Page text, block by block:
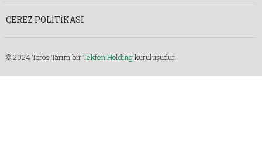
ÇEREZ POLITIKASI
© 2024 Toros Tarım birTekfen Holdingkuruluşudur.